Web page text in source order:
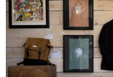
よ